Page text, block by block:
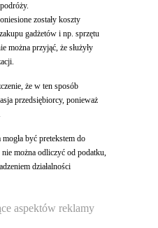
zostały koszty
gadżetów i np. sprzętu
można przyjąć, że służyły
że w ten sposób
przedsiębiorcy, ponieważ
być pretekstem do
można odliczyć od podatku,
działalności
aspektów reklamy